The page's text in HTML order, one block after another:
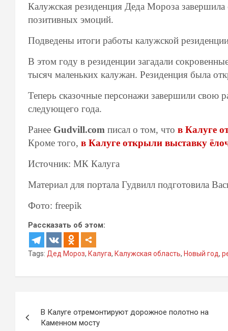
Калужская резиденция Деда Мороза завершила
позитивных эмоций.
Подведены итоги работы калужской
В этом году в резиденции загадали
тысяч маленьких калужан. Резиденция была
Теперь сказочные персонажи завершили свою
следующего года.
Ранее Gudvill.com писал о том, что в Калуге
Кроме того, в Калуге открыли выставку
Источник: МК Калуга
Материал для портала Гудвилл подготовила
Фото: freepik
Рассказать об этом:
Tags: Дед Мороз, Калуга, Калужская область, Новый год,
по
В Калуге отремонтируют дорожное полотно на
Каменном мосту